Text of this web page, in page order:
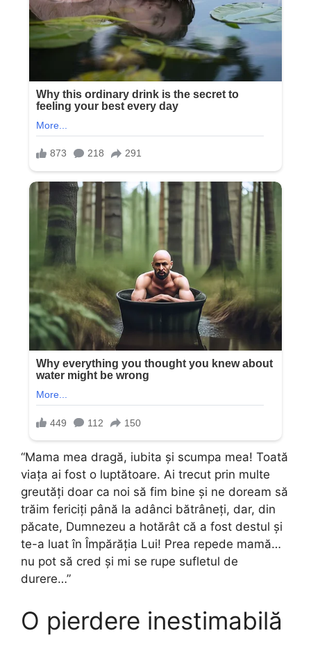
“Mama mea dragă, iubita și scumpa mea! Toată
viața ai fost o luptătoare. Ai trecut prin multe
greutăți doar ca noi să fim bine și ne doream să
trăim fericiți până la adânci bătrâneți, dar, din
păcate, Dumnezeu a hotărât că a fost destul și
te-a luat în Împărăția Lui! Prea repede mamă…
nu pot să cred și mi se rupe sufletul de
durere…”
O pierdere inestimabilă